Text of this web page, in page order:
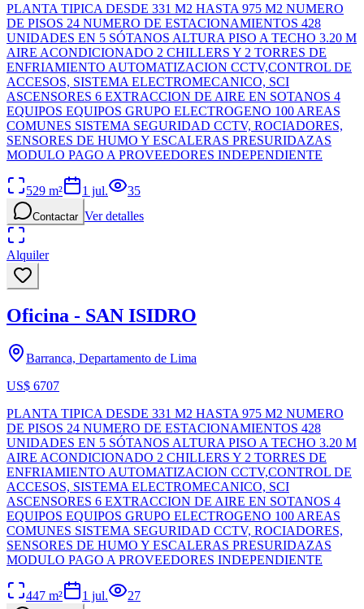
PLANTA TIPICA DESDE 331 M2 HASTA 975 M2 NUMERO
DE PISOS 24 NUMERO DE ESTACIONAMIENTOS 428
UNIDADES EN 5 SÓTANOS ALTURA PISO A TECHO 3.20 M
AIRE ACONDICIONADO 2 CHILLERS Y 2 TORRES DE
ENFRIAMIENTO AUTOMATIZACION CCTV,CONTROL DE
ACCESOS, SISTEMA ELECTROMECANICO, SCI
ASCENSORES 6 EXTRACCION DE AIRE EN SOTANOS 4
EQUIPOS EQUIPOS GRUPO ELECTROGENO 100 AREAS
COMUNES SISTEMA SEGURIDAD CCTV, ROCIADORES,
SENSORES DE HUMO Y ESCALERAS PRESURIDAZAS
MODULO PAGO A PROVEEDORES INDEPENDIENTE
529 m² 1 jul. 35
Contactar Ver detalles
Alquiler
Oficina - SAN ISIDRO
Barranca, Departamento de Lima
US$ 6707
PLANTA TIPICA DESDE 331 M2 HASTA 975 M2 NUMERO
DE PISOS 24 NUMERO DE ESTACIONAMIENTOS 428
UNIDADES EN 5 SÓTANOS ALTURA PISO A TECHO 3.20 M
AIRE ACONDICIONADO 2 CHILLERS Y 2 TORRES DE
ENFRIAMIENTO AUTOMATIZACION CCTV,CONTROL DE
ACCESOS, SISTEMA ELECTROMECANICO, SCI
ASCENSORES 6 EXTRACCION DE AIRE EN SOTANOS 4
EQUIPOS EQUIPOS GRUPO ELECTROGENO 100 AREAS
COMUNES SISTEMA SEGURIDAD CCTV, ROCIADORES,
SENSORES DE HUMO Y ESCALERAS PRESURIDAZAS
MODULO PAGO A PROVEEDORES INDEPENDIENTE
447 m² 1 jul. 27